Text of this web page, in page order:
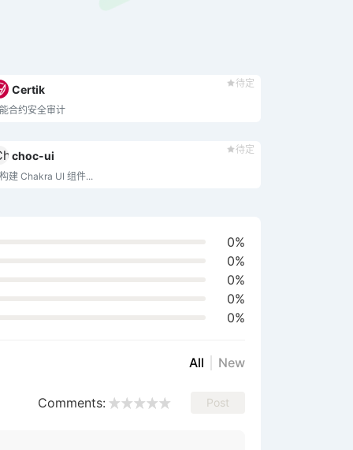
待定
Certik
合约安全审计
待定
choc-ui
建 Chakra UI 组件...
0%
0%
0%
0%
0%
All New
Comments: Post